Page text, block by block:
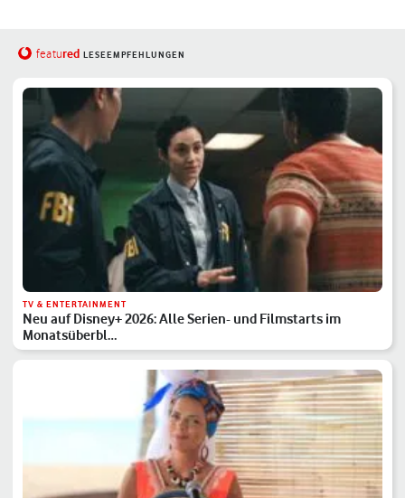
featured LESEEMPFEHLUNGEN
TV & ENTERTAINMENT
Neu auf Disney+ 2026: Alle Serien- und Filmstarts im
Monatsüberbl…